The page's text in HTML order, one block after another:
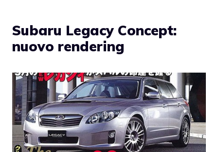
Subaru Legacy Concept:
nuovo rendering